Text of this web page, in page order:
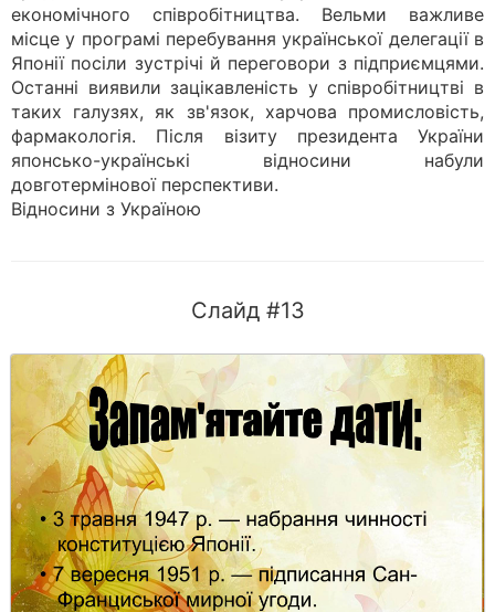
економічного співробітництва. Вельми важливе
місце у програмі перебування української делегації в
Японії посіли зустрічі й переговори з підприємцями.
Останні виявили зацікавленість у співробітництві в
таких галузях, як зв'язок, харчова промисловість,
фармакологія. Після візиту президента України
японсько-українські відносини набули
довготермінової перспективи.
Відносини з Україною
Слайд #13